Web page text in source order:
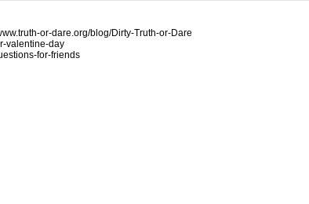
or-dare.org/blog/Dirty-Truth-or-Dare
valentine-day
for-friends